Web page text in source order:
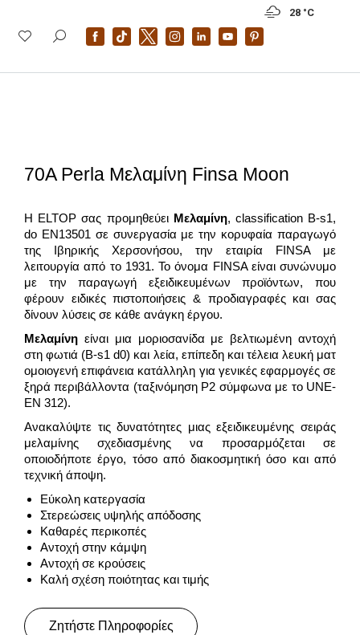
28 °C
70A Perla Μελαμίνη Finsa Moon
Η ELTOP σας προμηθεύειΜελαμίνη, classification B-s1,
do EN13501 σε συνεργασία με την κορυφαία παραγωγό
της Ιβηρικής Χερσονήσου, την εταιρία FINSA με
λειτουργία από το 1931. To όνομα FINSA είναι συνώνυμο
με την παραγωγή εξειδικευμένων προϊόντων, που
φέρουν ειδικές πιστοποιήσεις & προδιαγραφές και σας
δίνουν λύσεις σε κάθε ανάγκη έργου.
Μελαμίνη είναι μια μοριοσανίδα με βελτιωμένη αντοχή
στη φωτιά (B-s1 d0) και λεία, επίπεδη και τέλεια λευκή ματ
ομοιογενή επιφάνεια κατάλληλη για γενικές εφαρμογές σε
ξηρά περιβάλλοντα (ταξινόμηση P2 σύμφωνα με το UNE-
EN 312).
Ανακαλύψτε τις δυνατότητες μιας εξειδικευμένης σειράς
μελαμίνης σχεδιασμένης να προσαρμόζεται σε
οποιοδήποτε έργο, τόσο από διακοσμητική όσο και από
τεχνική άποψη.
Εύκολη κατεργασία
Στερεώσεις υψηλής απόδοσης
Καθαρές περικοπές
Αντοχή στην κάμψη
Αντοχή σε κρούσεις
Καλή σχέση ποιότητας και τιμής
Ζητήστε Πληροφορίες